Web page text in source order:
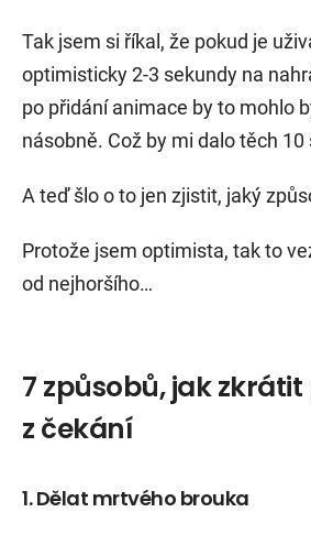
Tak jsem si říkal, že pokud je
optimisticky 2-3 sekundy na
po přidání animace by to mohlo
násobně. Což by mi dalo těch 10
A teď šlo o to jen zjistit, jaký
Protože jsem optimista, tak to
od nejhoršího…
7 způsobů, jak
z čekání
1. Dělat mrtvého brouka